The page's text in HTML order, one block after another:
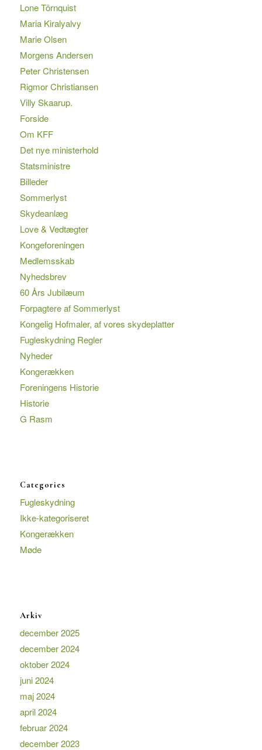
Lone Törnquist
Maria Kiralyalvy
Marie Olsen
Morgens Andersen
Peter Christensen
Rigmor Christiansen
Villy Skaarup.
Forside
Om KFF
Det nye ministerhold
Statsministre
Billeder
Sommerlyst
Skydeanlæg
Love & Vedtægter
Kongeforeningen
Medlemsskab
Nyhedsbrev
60 Års Jubilæum
Forpagtere af Sommerlyst
Kongelig Hofmaler, af vores skydeplatter
Fugleskydning Regler
Nyheder
Kongerækken
Foreningens Historie
Historie
G Rasm
Categories
Fugleskydning
Ikke-kategoriseret
Kongerækken
Møde
Arkiv
december 2025
december 2024
oktober 2024
juni 2024
maj 2024
april 2024
februar 2024
december 2023